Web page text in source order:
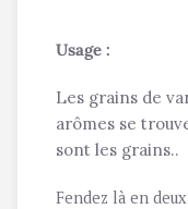
Usage :
Les grains de
arômes se
sont les grains..
Fendez là en